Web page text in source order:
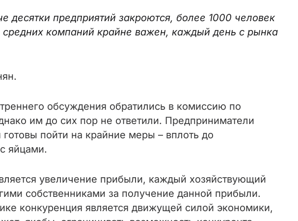
предприятий закроются, более 1000 человек
компаний крайне важен, каждый день с рынка
обсуждения обратились в комиссию по
им до сих пор не ответили. Предприниматели
пойти на крайние меры – вплоть до
яйцами.
увеличение прибыли, каждый хозяйствующий
собственниками за получение данной прибыли.
конкуренция является движущей силой экономики,